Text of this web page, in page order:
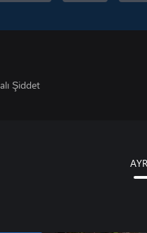
Şiddet